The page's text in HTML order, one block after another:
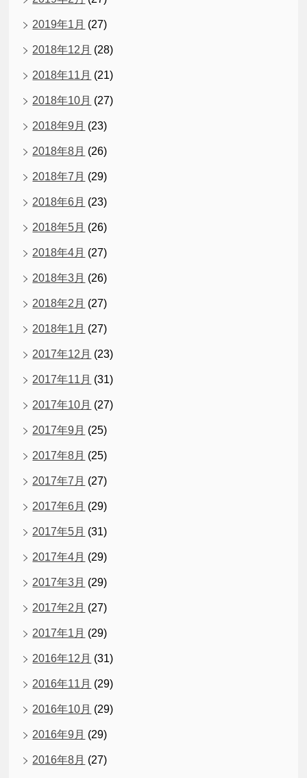
2019年1月 (27)
2018年12月 (28)
2018年11月 (21)
2018年10月 (27)
2018年9月 (23)
2018年8月 (26)
2018年7月 (29)
2018年6月 (23)
2018年5月 (26)
2018年4月 (27)
2018年3月 (26)
2018年2月 (27)
2018年1月 (27)
2017年12月 (23)
2017年11月 (31)
2017年10月 (27)
2017年9月 (25)
2017年8月 (25)
2017年7月 (27)
2017年6月 (29)
2017年5月 (31)
2017年4月 (29)
2017年3月 (29)
2017年2月 (27)
2017年1月 (29)
2016年12月 (31)
2016年11月 (29)
2016年10月 (29)
2016年9月 (29)
2016年8月 (27)